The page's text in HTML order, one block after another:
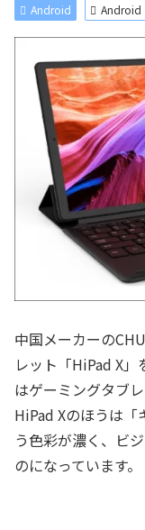
Android Android
中国メーカーの
レット「HiPad X
はゲーミングタブ
HiPad Xのほうは
う色彩が濃く、ビ
のになっています。